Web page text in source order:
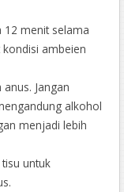
12 menit selama
ambeien
Jangan
alkohol
menjadi lebih
untuk